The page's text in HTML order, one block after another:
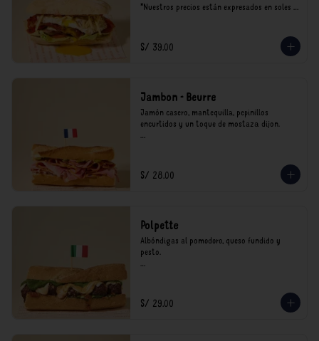
*Nuestros precios están expresados en soles e
S/ 39.00
Jambon - Beurre
Jamón casero, mantequilla, pepinillos
encurtidos y un toque de mostaza dijon.
consumo.
S/ 28.00
Polpette
Albóndigas al pomodoro, queso fundido y
pesto.
consumo.
S/ 29.00